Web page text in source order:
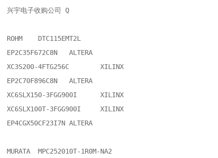
兴宇电子收购公司 Q
ROHM	DTC115EMT2L
EP2C35F672C8N	ALTERA
XC3S200-4FTG256C	XILINX
EP2C70F896C8N	ALTERA
XC6SLX150-3FGG900I	XILINX
XC6SLX100T-3FGG900I	XILINX
EP4CGX50CF23I7N	ALTERA
MURATA	MPC252010T-1R0M-NA2